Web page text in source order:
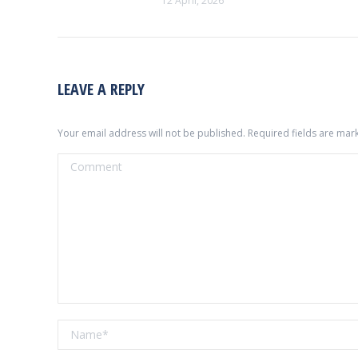
LEAVE A REPLY
Your email address will not be published. Required fields are
Comment
Name *